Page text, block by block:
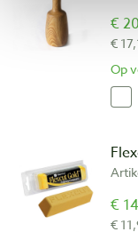
€
€
Op
€
€